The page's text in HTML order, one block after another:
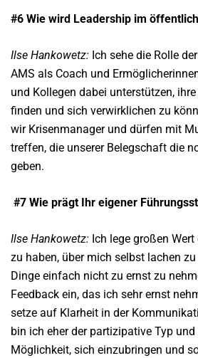
#6 Wie wird Leadership im
Ilse Hankowetz: Ich sehe die Rolle
AMS als Coach und
und Kollegen dabei unterstützen,
finden und sich verwirklichen zu
wir Krisenmanager und dürfen mit
treffen, die unserer Belegschaft die
geben.
#7 Wie prägt Ihr eigener
Ilse Hankowetz: Ich lege großen
zu haben, über mich selbst lachen
Dinge einfach nicht zu ernst zu
Feedback ein, das ich sehr ernst
setze auf Klarheit in der
bin ich eher der partizipative Typ
Möglichkeit, sich einzubringen und